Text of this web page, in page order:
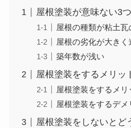
屋根塗装が意味ない3
屋根の種類が粘土瓦
屋根の劣化が大きく
築年数が浅い
屋根塗装をするメリッ
屋根塗装をするメリ
屋根塗装をするデメ
屋根塗装をしないとど